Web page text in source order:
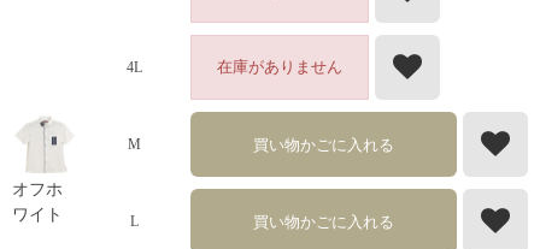
4L 在庫がありません
オフホ
ワイト
M 買い物かごに入れる
L 買い物かごに入れる